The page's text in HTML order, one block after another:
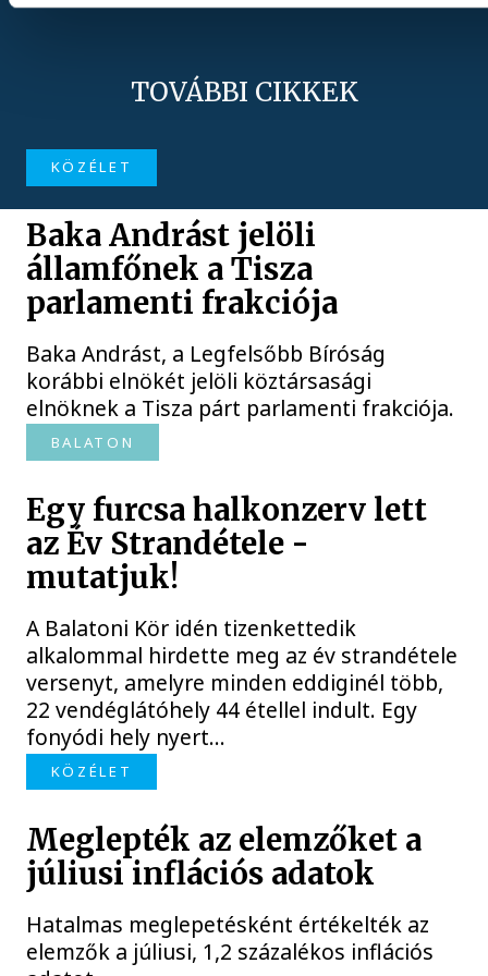
TOVÁBBI CIKKEK
KÖZÉLET
Baka Andrást jelöli
államfőnek a Tisza
parlamenti frakciója
Baka Andrást, a Legfelsőbb Bíróság
korábbi elnökét jelöli köztársasági
elnöknek a Tisza párt parlamenti frakciója.
BALATON
Egy furcsa halkonzerv lett
az Év Strandétele -
mutatjuk!
A Balatoni Kör idén tizenkettedik
alkalommal hirdette meg az év strandétele
versenyt, amelyre minden eddiginél több,
22 vendéglátóhely 44 étellel indult. Egy
fonyódi hely nyert...
KÖZÉLET
Meglepték az elemzőket a
júliusi inflációs adatok
Hatalmas meglepetésként értékelték az
elemzők a júliusi, 1,2 százalékos inflációs